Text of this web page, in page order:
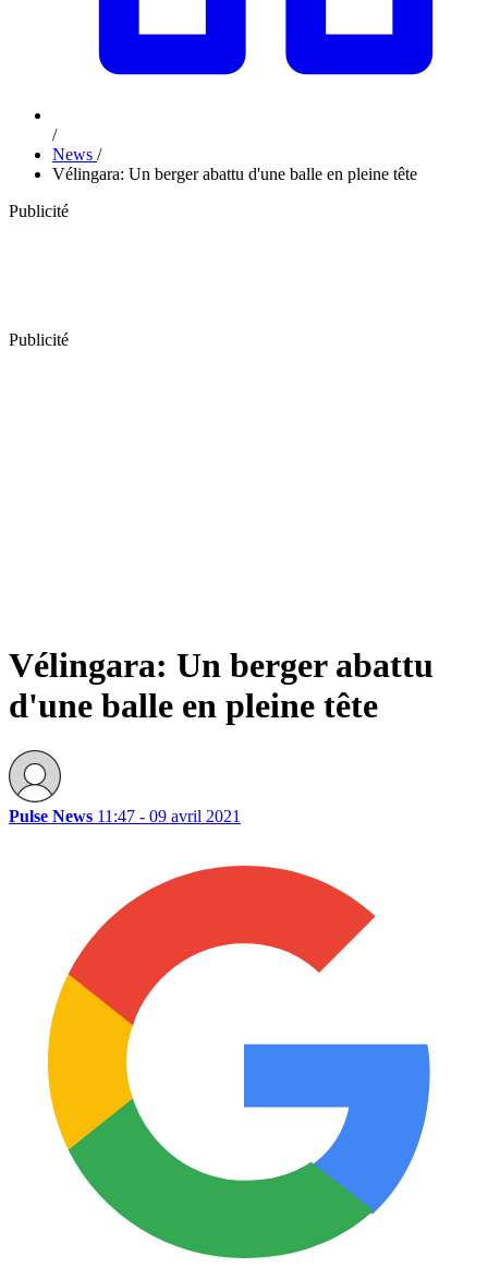
/
News /
Vélingara: Un berger abattu d'une balle en pleine tête
Publicité
Publicité
Vélingara: Un berger abattu
d'une balle en pleine tête
Pulse News 11:47 - 09 avril 2021